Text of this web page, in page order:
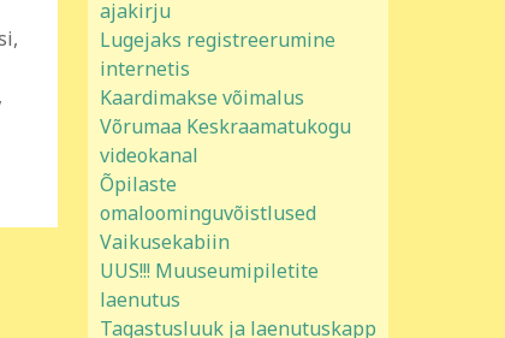
ajakirju
Lugejaks registreerumine
internetis
Kaardimakse võimalus
Võrumaa Keskraamatukogu
videokanal
Õpilaste
omaloominguvõistlused
Vaikusekabiin
UUS!!! Muuseumipiletite
laenutus
Tagastusluuk ja laenutuskapp